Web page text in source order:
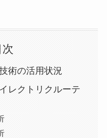
次
術の活用状況
レクトリクルーテ